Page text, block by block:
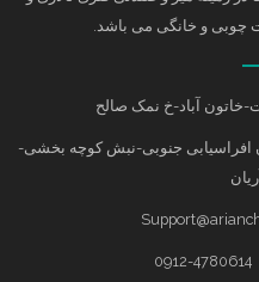
چوبی و خانگی می باشد.
خاتون آباد-خ نمک صالح
افراسیابی جنوبی-نبش کوچه بخشی-
0912-4780614